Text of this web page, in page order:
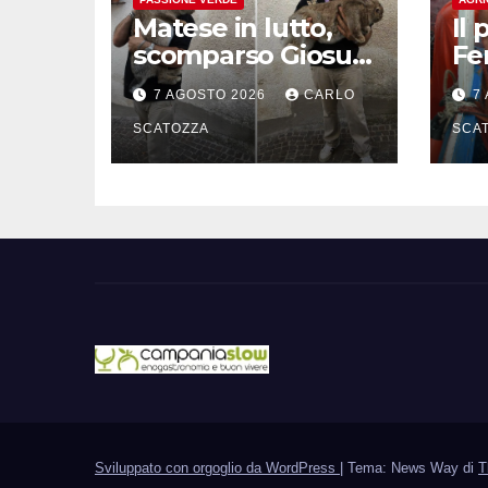
Matese in lutto,
scomparso Giosuè
il coniglio gigante
pluripremiato
7 AGOSTO 2026 CARLO
SCATOZZA
Il
7
Sviluppato con orgoglio da WordPress Tema: News Way di